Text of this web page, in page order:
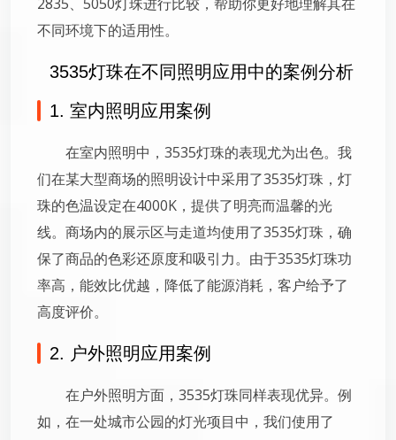
不同环境下的适用性。
3535灯珠在不同照明应用中的案例分析
1. 室内照明应用案例
在室内照明中，3535灯珠的表现尤为出色。我
们在某大型商场的照明设计中采用了3535灯珠，灯
珠的色温设定在4000K，提供了明亮而温馨的光
线。商场内的展示区与走道均使用了3535灯珠，确
保了商品的色彩还原度和吸引力。由于3535灯珠功
率高，能效比优越，降低了能源消耗，客户给予了
高度评价。
2. 户外照明应用案例
在户外照明方面，3535灯珠同样表现优异。例
如，在一处城市公园的灯光项目中，我们使用了